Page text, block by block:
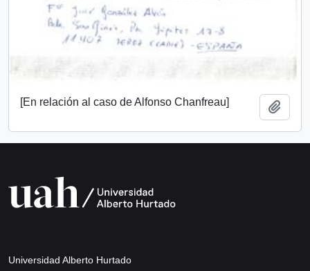
[En relación al caso de Alfonso Chanfreau]
Universidad Alberto Hurtado